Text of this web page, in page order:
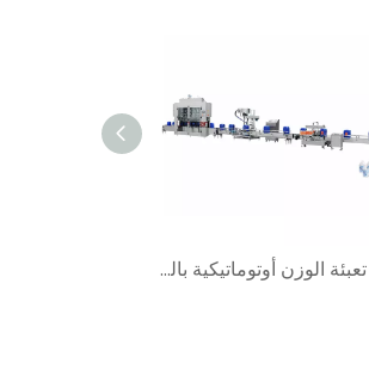
آلة تعبئة الوزن أوتوماتيكية بالكامل ZHGP-1928X